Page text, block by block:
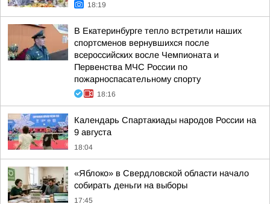
18:19
В Екатеринбурге тепло встретили наших
спортсменов вернувшихся после
всероссийских восле Чемпионата и
Первенства МЧС России по
пожарноспасательному спорту
18:16
Календарь Спартакиады народов России на
9 августа
18:04
«Яблоко» в Свердловской области начало
собирать деньги на выборы
17:45